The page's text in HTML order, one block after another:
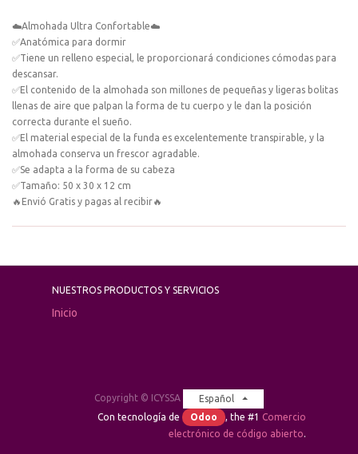
☁️Almohada Ultra Confortable☁️
✅Anatómica para dormir
✅Tiene un relleno especial, le proporcionará condiciones cómodas para
descansar.
✅El contenido de la almohada son millones de pequeñas y ligeras bolitas
llenas de aire que palpan la forma de tu cuerpo y le dan la posición
correcta durante el sueño.
✅El material especial de la funda es excelentemente transpirable, y la
almohada conserva un frescor agradable.
✅Se adapta a la forma de su cabeza
✅Tamaño: 50 x 30 x 12 cm
🔥Envió Gratis y pagas al recibir🔥
NUESTROS PRODUCTOS Y SERVICIOS
Inicio
Copyright © ICYSSA
Español
Con tecnología de
Odoo , the #1 Comercio
electrónico de código abierto.